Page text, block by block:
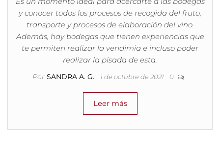
y conocer todos los procesos de recogida del fruto,
transporte y procesos de elaboración del vino.
Además, hay bodegas que tienen experiencias que
te permiten realizar la vendimia e incluso poder
realizar la pisada de esta.
Por SANDRA A. G. 1 de octubre de 2021 0
Leer más